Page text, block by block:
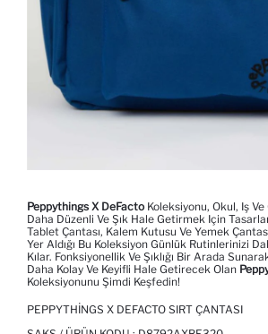
Peppythings X DeFacto Koleksiyonu, Okul, Iş Ve
Daha Düzenli Ve Şık Hale Getirmek Için
Tablet Çantası, Kalem Kutusu Ve Yemek
Yer Aldığı Bu Koleksiyon Günlük Rutinlerinizi
Kılar. Fonksiyonellik Ve Şıklığı Bir Arada
Daha Kolay Ve Keyifli Hale Getirecek Olan
Koleksiyonunu Şimdi Keşfedin!
PEPPYTHINGS X DEFACTO SIRT ÇANTASI